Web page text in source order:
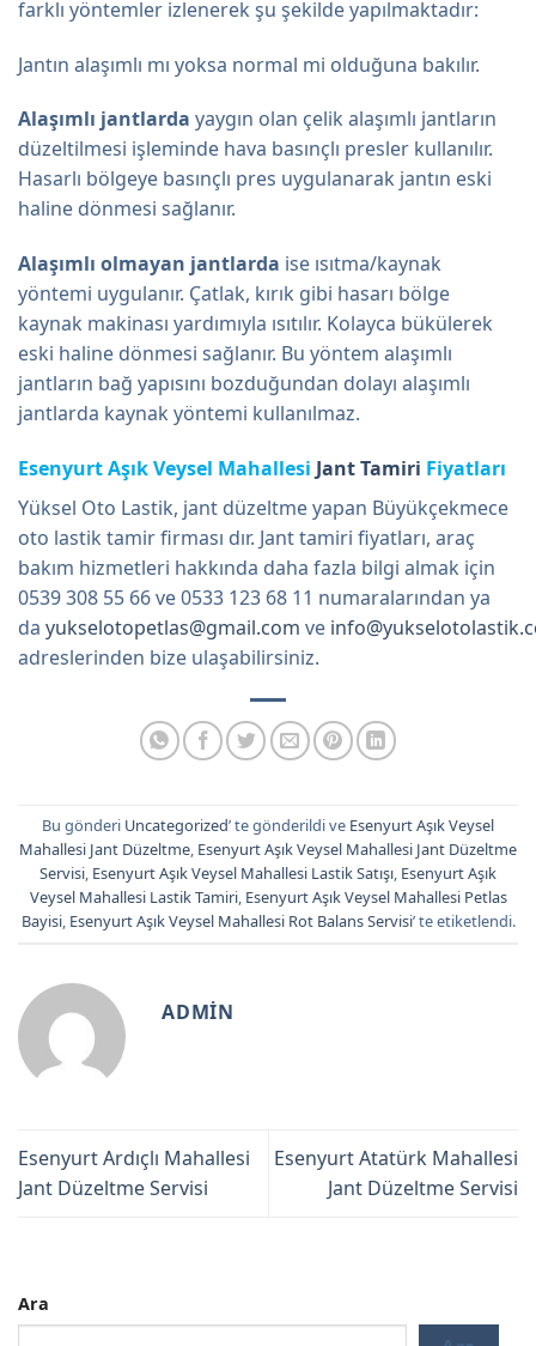
farklı yöntemler izlenerek şu şekilde yapılmaktadır:
Jantın alaşımlı mı yoksa normal mi olduğuna bakılır.
Alaşımlı jantlarda yaygın olan çelik alaşımlı jantların
düzeltilmesi işleminde hava basınçlı presler kullanılır.
Hasarlı bölgeye basınçlı pres uygulanarak jantın eski
haline dönmesi sağlanır.
Alaşımlı olmayan jantlarda ise ısıtma/kaynak
yöntemi uygulanır. Çatlak, kırık gibi hasarı bölge
kaynak makinası yardımıyla ısıtılır. Kolayca bükülerek
eski haline dönmesi sağlanır. Bu yöntem alaşımlı
jantların bağ yapısını bozduğundan dolayı alaşımlı
jantlarda kaynak yöntemi kullanılmaz.
Esenyurt Aşık Veysel Mahallesi Jant Tamiri Fiyatları
Yüksel Oto Lastik, jant düzeltme yapan Büyükçekmece
oto lastik tamir firması dır. Jant tamiri fiyatları, araç
bakım hizmetleri hakkında daha fazla bilgi almak için
0539 308 55 66 ve 0533 123 68 11 numaralarından ya
da yukselotopetlas@gmail.com ve
adreslerinden bize ulaşabilirsiniz.
Bu gönderi Uncategorized’ te gönderildi ve Esenyurt Aşık Veysel
Mahallesi Jant Düzeltme, Esenyurt Aşık Veysel Mahallesi Jant Düzeltme
Servisi, Esenyurt Aşık Veysel Mahallesi Lastik Satışı, Esenyurt Aşık
Veysel Mahallesi Lastik Tamiri, Esenyurt Aşık Veysel Mahallesi Petlas
Bayisi, Esenyurt Aşık Veysel Mahallesi Rot Balans Servisi’ te etiketlendi.
ADMIN
Esenyurt Ardıçlı Mahallesi
Jant Düzeltme Servisi
Esenyurt Atatürk Mahallesi
Jant Düzeltme Servisi
Ara